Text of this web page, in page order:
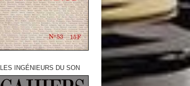
LES INGÉNIEURS DU SON